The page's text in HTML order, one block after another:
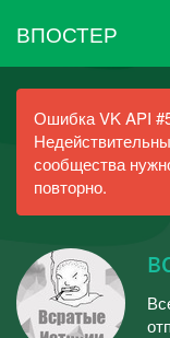
ВПОСТЕР
Ошибка VK API
сообщества
повторно.